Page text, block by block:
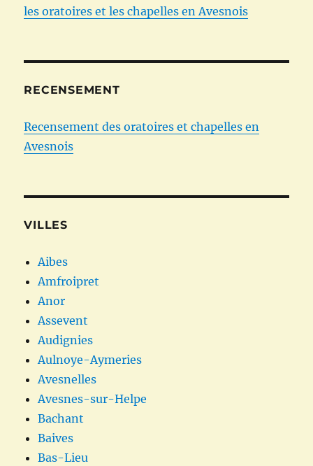
les oratoires et les chapelles en Avesnois
RECENSEMENT
Recensement des oratoires et chapelles en
Avesnois
VILLES
Aibes
Amfroipret
Anor
Assevent
Audignies
Aulnoye-Aymeries
Avesnelles
Avesnes-sur-Helpe
Bachant
Baives
Bas-Lieu